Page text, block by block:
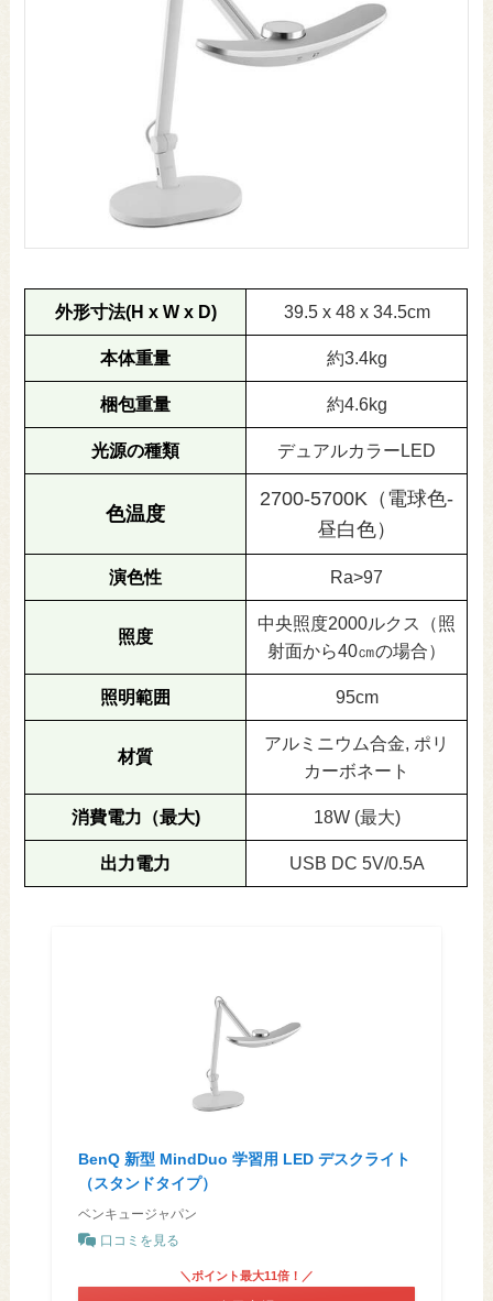
外形寸法(H x W x D) 39.5 x 48 x 34.5cm
本体重量 約3.4kg
梱包重量 約4.6kg
光源の種類 デュアルカラーLED
色温度
2700-5700K（電球色-
昼白色）
演色性 Ra>97
照度
中央照度2000ルクス（照
射面から40㎝の場合）
照明範囲 95cm
材質
アルミニウム合金, ポリ
カーボネート
消費電力（最大) 18W (最大)
出力電力 USB DC 5V/0.5A
BenQ 新型 MindDuo 学習用 LED デスクライト
（スタンドタイプ）
ベンキュージャパン
口コミを見る
＼ポイント最大11倍！／